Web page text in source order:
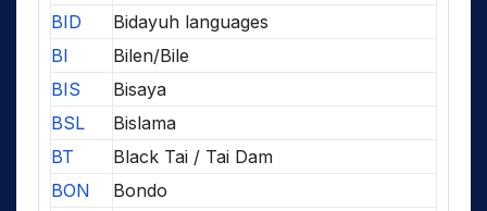
BID
Bidayuh languages
BI
Bilen/Bile
BIS
Bisaya
BSL
Bislama
BT
Black Tai / Tai Dam
BON
Bondo